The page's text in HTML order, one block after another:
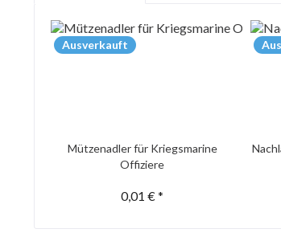
Ausverkauft
Mützenadler für Kriegsmarine
Offiziere
0,01 € *